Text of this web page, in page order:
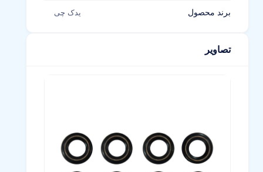
برند محصول یدک چی
تصاویر